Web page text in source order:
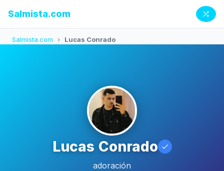
Salmista.com
Salmista.com › Lucas Conrado
Lucas Conrado
adoración